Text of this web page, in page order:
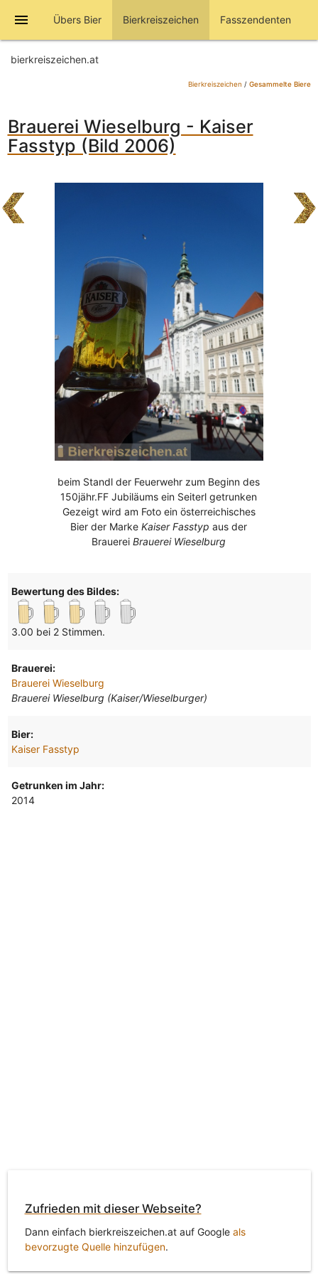
menu Übers Bier Bierkreiszeichen Fasszendenten
bierkreiszeichen.at
Bierkreiszeichen / Gesammelte Biere
Brauerei Wieselburg - Kaiser
Fasstyp (Bild 2006)
beim Standl der Feuerwehr zum Beginn des
150jähr.FF Jubiläums ein Seiterl getrunken
Gezeigt wird am Foto ein österreichisches
Bier der MarkeKaiser Fasstyp aus der
BrauereiBrauerei Wieselburg
Bewertung des Bildes:
3.00 bei 2 Stimmen.
Brauerei:
Brauerei Wieselburg
Brauerei Wieselburg (Kaiser/Wieselburger)
Bier:
Kaiser Fasstyp
Getrunken im Jahr:
2014
Zufrieden mit dieser Webseite?
Dann einfach bierkreiszeichen.at auf Google als
bevorzugte Quelle hinzufügen.